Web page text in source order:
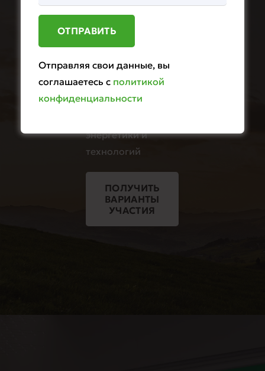
2027
Международная
выставка
возобновляемой и
энергетики и
технологий
ПОЛУЧИТЬ
ВАРИАНТЫ
УЧАСТИЯ
Отправляя свои данные, вы
соглашаетесь с политикой
конфиденциальности